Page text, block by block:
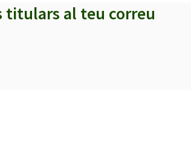
titulars al teu correu